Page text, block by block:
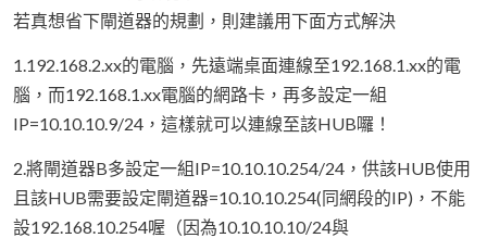
若真想省下閘道器的規劃，則建議用下面方式解決
1.192.168.2.xx的電腦，先遠端桌面連線至192.168.1.xx的電
腦，而192.168.1.xx電腦的網路卡，再多設定一組
IP=10.10.10.9/24，這樣就可以連線至該HUB囉！
2.將閘道器B多設定一組IP=10.10.10.254/24，供該HUB使用
且該HUB需要設定閘道器=10.10.10.254(同網段的IP)，不能
設192.168.10.254喔（因為10.10.10.10/24與